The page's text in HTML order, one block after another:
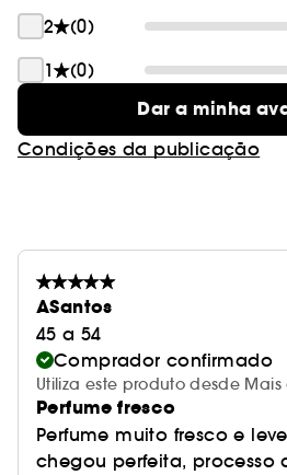
2
(0)
1
(0)
Dar a minha
Condições da publicação
ASantos
45 a 54
Comprador confirmado
Utiliza este produto desde
Perfume fresco
Perfume muito fresco e
chegou perfeita, processo